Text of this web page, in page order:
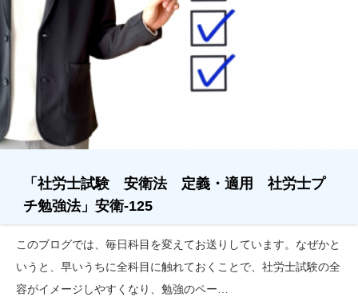
「社労士試験 安衛法 定義・適用 社労士プ
チ勉強法」安衛-125
このブログでは、毎日科目を変えてお送りしています。なぜかと
いうと、早いうちに全科目に触れておくことで、社労士試験の全
容がイメージしやすくなり、勉強のペー…